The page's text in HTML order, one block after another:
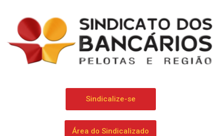
Sindicalize-se
Área do Sindicalizado